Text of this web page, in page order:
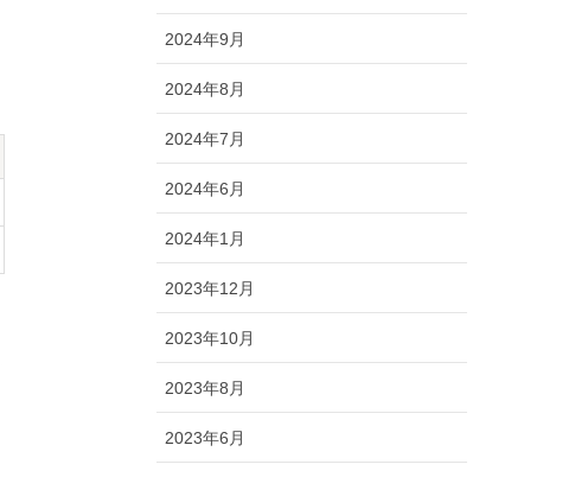
2024年9月
2024年8月
2024年7月
2024年6月
2024年1月
2023年12月
2023年10月
2023年8月
2023年6月